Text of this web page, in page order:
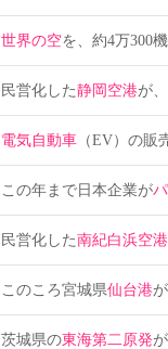
世界の空を、約4万300
民営化した静岡空港が
電気自動車 （EV）の販
この年まで日本企業が
民営化した南紀白浜空港
このころ宮城県仙台港
茨城県の東海第二原発